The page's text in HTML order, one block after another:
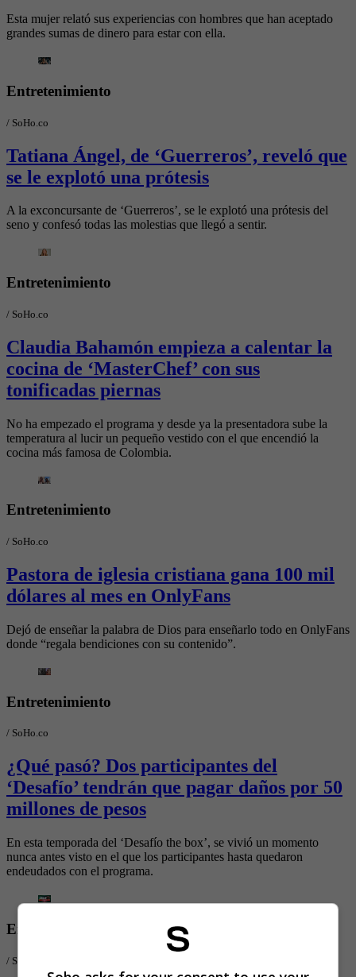
Esta mujer relató sus experiencias con hombres que han aceptado
grandes sumas de dinero para estar con ella.
Entretenimiento
/ SoHo.co
Tatiana Ángel, de ‘Guerreros’, reveló que
se le explotó una prótesis
A la exconcursante de ‘Guerreros’, se le explotó una prótesis del
seno y confesó todas las molestias que llegó a sentir.
Entretenimiento
/ SoHo.co
Claudia Bahamón empieza a calentar la
cocina de ‘MasterChef’ con sus
tonificadas piernas
No ha empezado el programa y desde ya la presentadora sube la
temperatura al lucir un pequeño vestido con el que encendió la
cocina más famosa de Colombia.
Entretenimiento
/ SoHo.co
Pastora de iglesia cristiana gana 100 mil
dólares al mes en OnlyFans
Dejó de enseñar la palabra de Dios para enseñarlo todo en OnlyFans
donde “regala bendiciones con su contenido”.
Entretenimiento
/ SoHo.co
¿Qué pasó? Dos participantes del
‘Desafío’ tendrán que pagar daños por 50
millones de pesos
En esta temporada del ‘Desafío the box’, se vivió un momento
nunca antes visto en el que los participantes hasta quedaron
endeudados con el programa.
Entretenimiento
/ SoHo.co